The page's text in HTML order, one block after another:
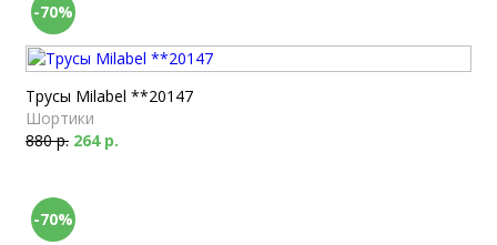
-70%
Трусы Milabel **20147
Шортики
880 р. 264 р.
-70%